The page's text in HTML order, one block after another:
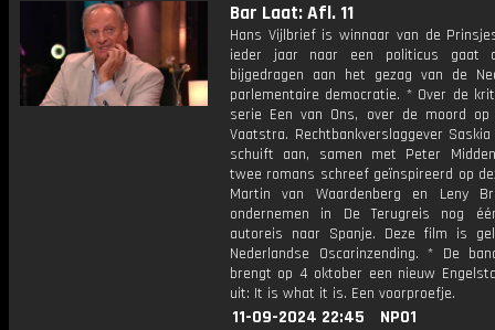
Bar Laat: Afl. 11
Hans Vijlbrief is winnaar van de
ieder jaar naar een politicus gaat
bijgedragen aan het gezag van de
parlementaire democratie. * Over de
serie Een van Ons, over de moord op
Vaatstra. Rechtbankverslaggever
schuift aan, samen met Peter
twee romans schreef geïnspireerd op
Martin van Waardenberg en Leny
ondernemen in De Terugreis nog
autoreis naar Spanje. Deze film is
Nederlandse Oscarinzending. * De
brengt op 4 oktober een nieuw
uit: It is what it is. Een voorproefje.
11-09-2024 22:45
NPO1